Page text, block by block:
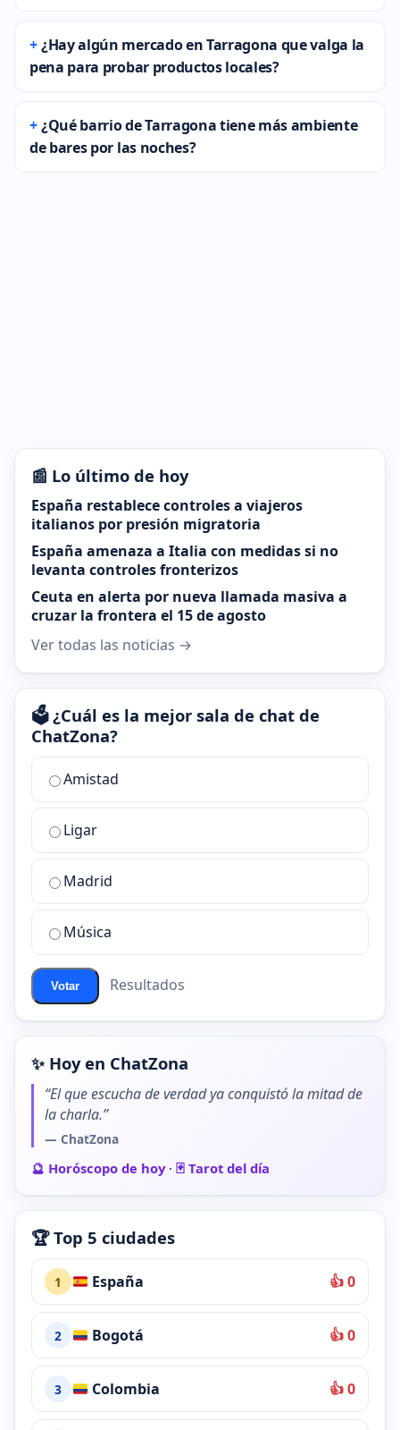
¿Hay algún mercado en Tarragona que valga la
pena para probar productos locales?
¿Qué barrio de Tarragona tiene más ambiente
de bares por las noches?
📰 Lo último de hoy
España restablece controles a viajeros
italianos por presión migratoria
España amenaza a Italia con medidas si no
levanta controles fronterizos
Ceuta en alerta por nueva llamada masiva a
cruzar la frontera el 15 de agosto
Ver todas las noticias →
🗳️ ¿Cuál es la mejor sala de chat de
ChatZona?
¿Cuál
la
mejor
sala
chat
ChatZona?
Amistad
Ligar
Madrid
Música
Votar Resultados
✨ Hoy en ChatZona
“El que escucha de verdad ya conquistó la mitad de
la charla.”
— ChatZona
🔮 Horóscopo de hoy· 🃏 Tarot del día
🏆 Top 5 ciudades
1 España 👍 0
2 Bogotá 👍 0
3 Colombia 👍 0